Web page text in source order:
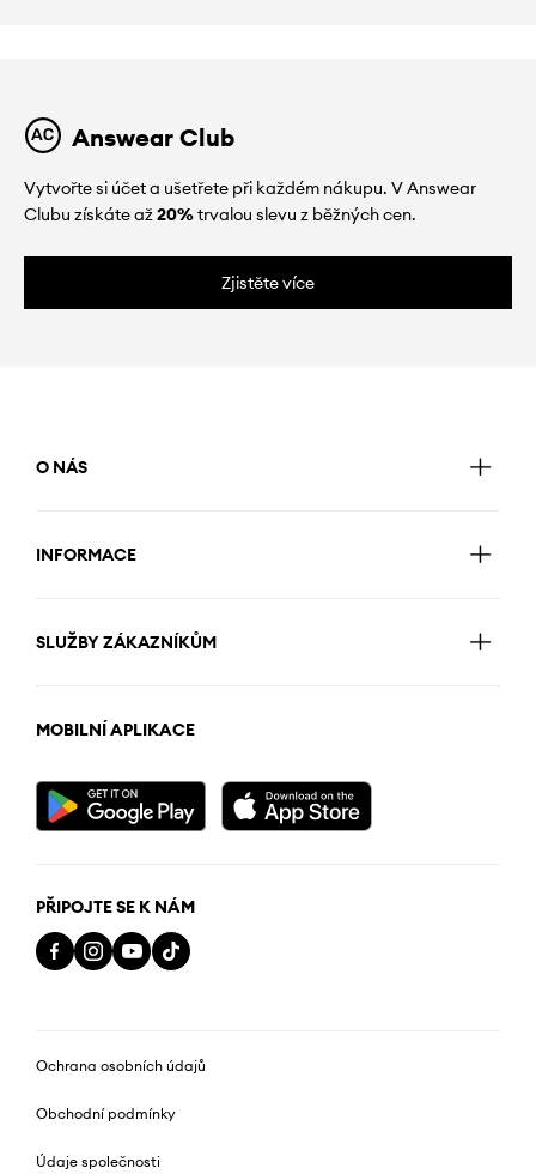
Answear Club
Vytvořte si účet a ušetřete při každém nákupu. V Answear
Clubu získáte až20%trvalou slevu z běžných cen.
Zjistěte více
O NÁS
INFORMACE
SLUŽBY ZÁKAZNÍKŮM
MOBILNÍ APLIKACE
PŘIPOJTE SE K NÁM
Ochrana osobních údajů
Obchodní podmínky
Údaje společnosti